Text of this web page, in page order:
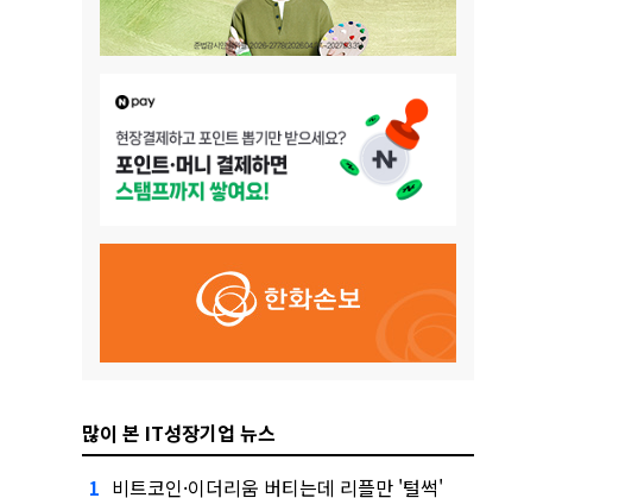
많이 본 IT성장기업 뉴스
1 비트코인·이더리움 버티는데 리플만 '털썩'